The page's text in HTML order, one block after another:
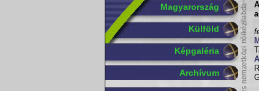
Magyarország
Külföld
Képgaléria
Archívum